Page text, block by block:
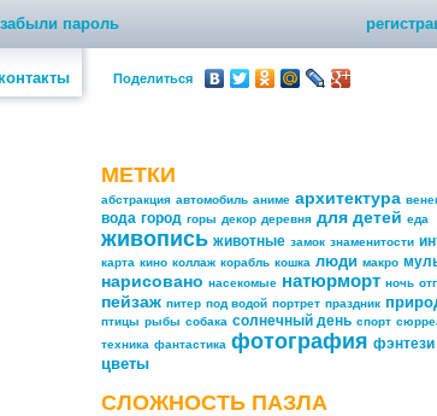
забыли пароль
Поделиться
МЕТКИ
абстракция автомобиль аниме архитектура
вода город горы декор деревня для детей еда
живопись животные замок знаменитости
карта кино коллаж корабль кошка люди макро
нарисовано насекомые натюрморт ночь
пейзаж питер под водой портрет праздник
птицы рыбы собака солнечный день спорт
техника фантастика фотография фэнтези
цветы
СЛОЖНОСТЬ ПАЗЛА